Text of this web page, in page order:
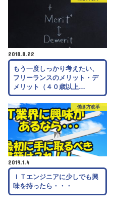
2018.8.22
もう一度しっかり考えたい、
フリーランスのメリット・デ
メリット（４０歳以上…
働き方改革
2019.1.4
ＩＴエンジニアに少しでも興
味を持ったら・・・